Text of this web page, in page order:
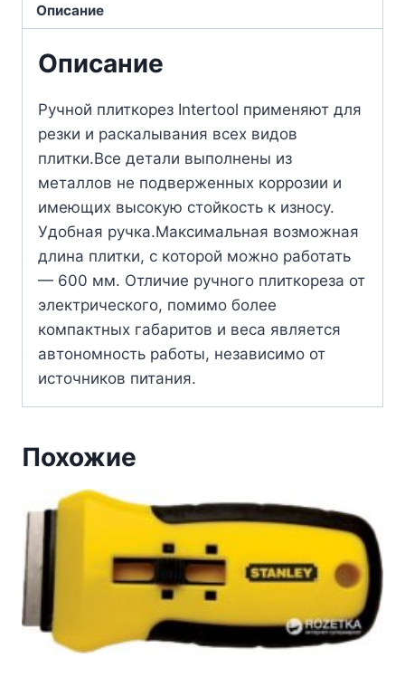
Описание
Описание
Ручной плиткорез Intertool применяют для
резки и раскалывания всех видов
плитки.Все детали выполнены из
металлов не подверженных коррозии и
имеющих высокую стойкость к износу.
Удобная ручка.Максимальная возможная
длина плитки, с которой можно работать
— 600 мм. Отличие ручного плиткореза от
электрического, помимо более
компактных габаритов и веса является
автономность работы, независимо от
источников питания.
Похожие